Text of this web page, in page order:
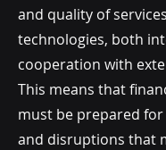
and quality of
technologies, both
cooperation with
This means that
must be prepared
and disruptions that